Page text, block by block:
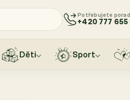
Potřebujete
+420 777 655
Děti Sport